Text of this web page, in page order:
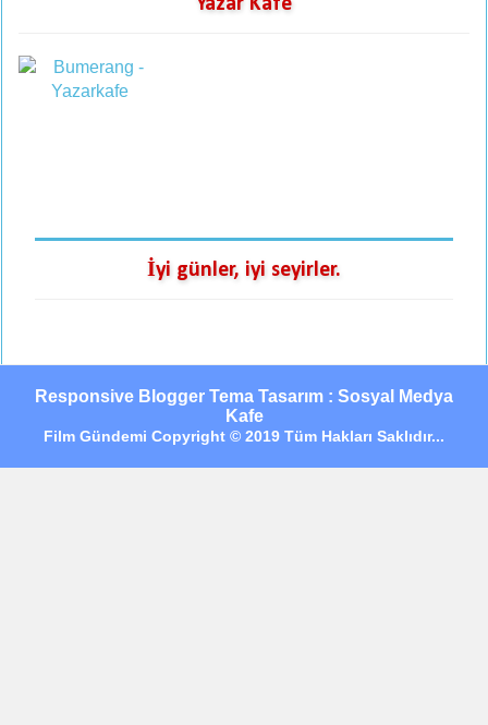
İyi günler, iyi seyirler.
Responsive Blogger Tema Tasarım : Sosyal Medya
Kafe
Film Gündemi Copyright © 2019 Tüm Hakları Saklıdır...